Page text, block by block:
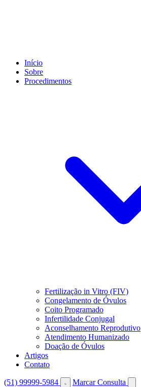
Início
Sobre
Procedimentos
Fertilização in Vitro (FIV)
Congelamento de Óvulos
Coito Programado
Infertilidade Conjugal
Aconselhamento Reprodutivo
Atendimento Humanizado
Doação de Óvulos
Artigos
Contato
(51) 99999-5984 Marcar Consulta